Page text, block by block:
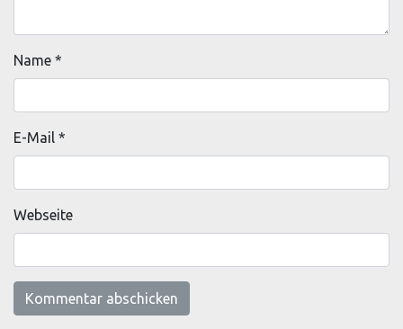
Name *
E-Mail *
Webseite